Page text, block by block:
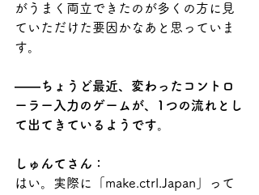
がうまく両立できたのが多くの方に見
ていただけた要因かなあと思っていま
す。
――ちょうど最近、変わったコントロ
ーラー入力のゲームが、1つの流れとし
て出てきているようです。
しゅんてさん：
はい。実際に「make.ctrl.Japan」って